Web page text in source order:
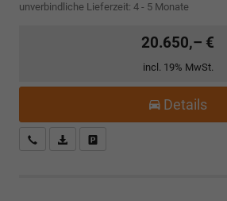
unverbindliche Lieferzeit: 4 - 5 Monate
20.650,– €
incl. 19% MwSt.
Details
Kostenloser Rückruf-Service
PDF-Datei, Fahrzeugexposé drucken